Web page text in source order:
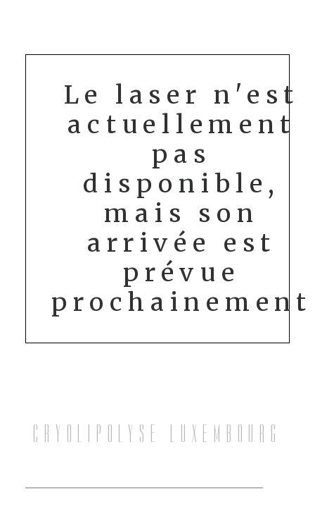
Le laser n'est
actuellement
pas
disponible,
mais son
arrivée est
prévue
prochainement
CRYOLIPOLYSE LUXEMBOURG